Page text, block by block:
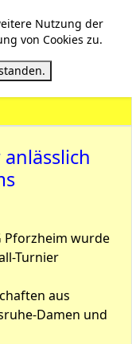
Nutzung der
von Cookies zu.
Pforzheim wurde
Turnier
aus
Damen und